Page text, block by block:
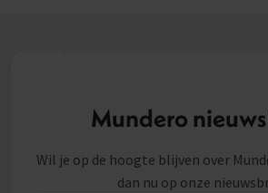
Mundero
Wil je op de hoogte blijven over
dan nu op onze